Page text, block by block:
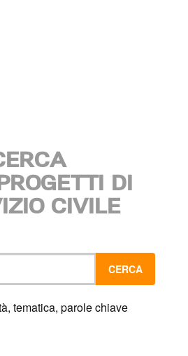
DI
CIVILE
CERCA
tematica, parole chiave